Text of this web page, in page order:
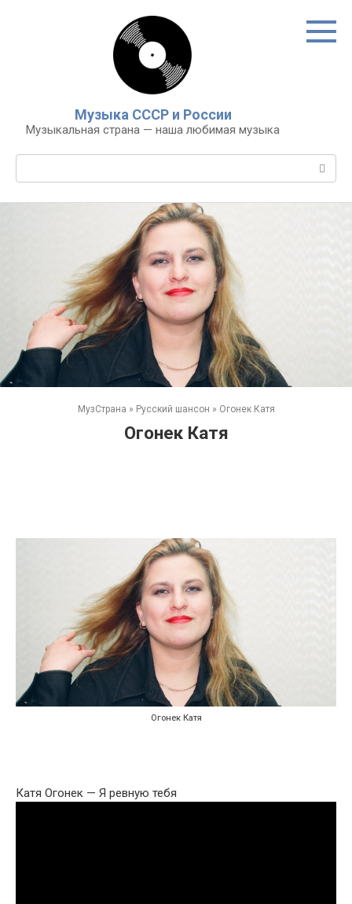
Музыка СССР и России
Музыкальная страна — наша любимая музыка
МузСтрана » Русский шансон » Огонек Катя
Огонек Катя
Огонек Катя
Катя Огонек — Я ревную тебя